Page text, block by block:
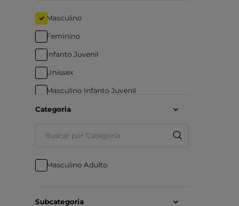
Masculino
Feminino
Infanto Juvenil
Unissex
Masculino Infanto Juvenil
Infantil Kids
Categoria
Masculino Adulto
Subcategoria